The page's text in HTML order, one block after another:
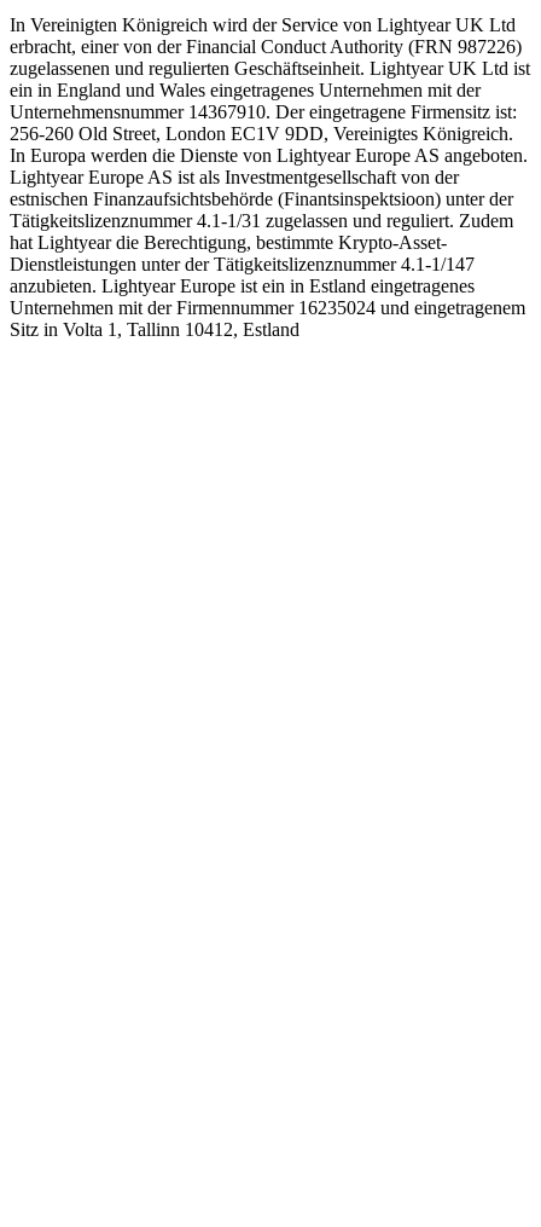
In Vereinigten Königreich wird der Service von Lightyear UK Ltd
erbracht, einer von der Financial Conduct Authority (FRN 987226)
zugelassenen und regulierten Geschäftseinheit. Lightyear UK Ltd ist
ein in England und Wales eingetragenes Unternehmen mit der
Unternehmensnummer 14367910. Der eingetragene Firmensitz ist:
256-260 Old Street, London EC1V 9DD, Vereinigtes Königreich.
In Europa werden die Dienste von Lightyear Europe AS angeboten.
Lightyear Europe AS ist als Investmentgesellschaft von der
estnischen Finanzaufsichtsbehörde (Finantsinspektsioon) unter der
Tätigkeitslizenznummer 4.1-1/31 zugelassen und reguliert. Zudem
hat Lightyear die Berechtigung, bestimmte Krypto-Asset-
Dienstleistungen unter der Tätigkeitslizenznummer 4.1-1/147
anzubieten. Lightyear Europe ist ein in Estland eingetragenes
Unternehmen mit der Firmennummer 16235024 und eingetragenem
Sitz in Volta 1, Tallinn 10412, Estland